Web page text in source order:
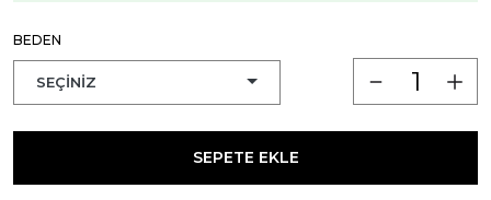
BEDEN
SEPETE EKLE